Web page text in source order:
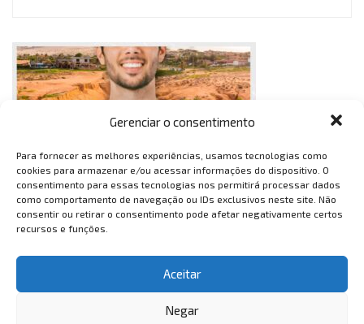
Gerenciar o consentimento
Para fornecer as melhores experiências, usamos tecnologias como
cookies para armazenar e/ou acessar informações do dispositivo. O
consentimento para essas tecnologias nos permitirá processar dados
como comportamento de navegação ou IDs exclusivos neste site. Não
consentir ou retirar o consentimento pode afetar negativamente certos
recursos e funções.
Aceitar
Negar